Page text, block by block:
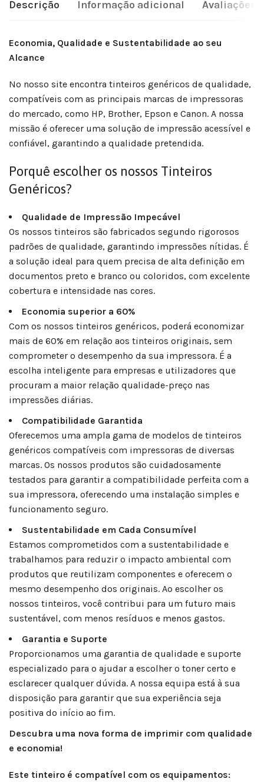
Descrição Informação adicional Avaliações
Economia, Qualidade e Sustentabilidade ao seu
Alcance
No nosso site encontra tinteiros genéricos de qualidade,
compatíveis com as principais marcas de impressoras
do mercado, como HP, Brother, Epson e Canon. A nossa
missão é oferecer uma solução de impressão acessível e
confiável, garantindo a qualidade pretendida.
Porquê escolher os nossos Tinteiros
Genéricos?
Qualidade de Impressão Impecável
Os nossos tinteiros são fabricados segundo rigorosos
padrões de qualidade, garantindo impressões nítidas. É
a solução ideal para quem precisa de alta definição em
documentos preto e branco ou coloridos, com excelente
cobertura e intensidade nas cores.
Economia superior a 60%
Com os nossos tinteiros genéricos, poderá economizar
mais de 60% em relação aos tinteiros originais, sem
comprometer o desempenho da sua impressora. É a
escolha inteligente para empresas e utilizadores que
procuram a maior relação qualidade-preço nas
impressões diárias.
Compatibilidade Garantida
Oferecemos uma ampla gama de modelos de tinteiros
genéricos compatíveis com impressoras de diversas
marcas. Os nossos produtos são cuidadosamente
testados para garantir a compatibilidade perfeita com a
sua impressora, oferecendo uma instalação simples e
funcionamento seguro.
Sustentabilidade em Cada Consumível
Estamos comprometidos com a sustentabilidade e
trabalhamos para reduzir o impacto ambiental com
produtos que reutilizam componentes e oferecem o
mesmo desempenho dos originais. Ao escolher os
nossos tinteiros, você contribui para um futuro mais
sustentável, com menos resíduos e menos gastos.
Garantia e Suporte
Proporcionamos uma garantia de qualidade e suporte
especializado para o ajudar a escolher o toner certo e
esclarecer qualquer dúvida. A nossa equipa está à sua
disposição para garantir que sua experiência seja
positiva do início ao fim.
Descubra uma nova forma de imprimir com qualidade
e economia!
Este tinteiro é compatível com os equipamentos: